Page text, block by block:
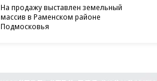
На продажу выставлен земельный
массив в Раменском районе
Подмосковья